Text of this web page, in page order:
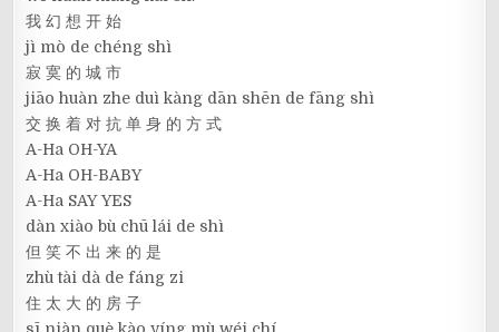
我 幻 想 开 始
jì mò de chéng shì
寂 寞 的 城 市
jiāo huàn zhe duì kàng dān shēn de fāng shì
交 换 着 对 抗 单 身 的 方 式
A-Ha OH-YA
A-Ha OH-BABY
A-Ha SAY YES
dàn xiào bù chū lái de shì
但 笑 不 出 来 的 是
zhù tài dà de fáng zi
住 太 大 的 房 子